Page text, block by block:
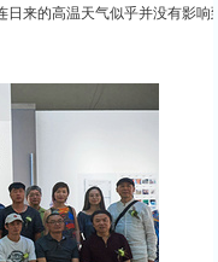
来的高温天气似乎并没有影响到